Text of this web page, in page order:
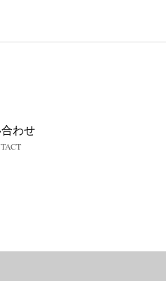
わせ